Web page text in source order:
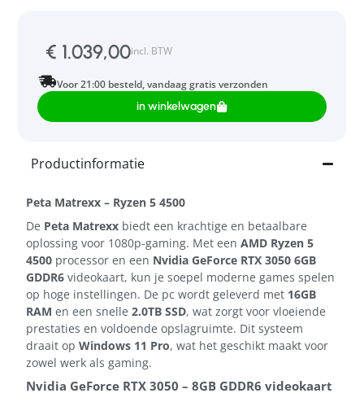
€ 1.039,00incl. BTW
Voor 21:00 besteld, vandaag gratis verzonden
in winkelwagen
Productinformatie
Peta Matrexx – Ryzen 5 4500
De Peta Matrexx biedt een krachtige en betaalbare
oplossing voor 1080p-gaming. Met een AMD Ryzen 5
4500 processor en een Nvidia GeForce RTX 3050 6GB
GDDR6 videokaart, kun je soepel moderne games spelen
op hoge instellingen. De pc wordt geleverd met 16GB
RAM en een snelle 2.0TB SSD, wat zorgt voor vloeiende
prestaties en voldoende opslagruimte. Dit systeem
draait op Windows 11 Pro, wat het geschikt maakt voor
zowel werk als gaming.
Nvidia GeForce RTX 3050 – 8GB GDDR6 videokaart